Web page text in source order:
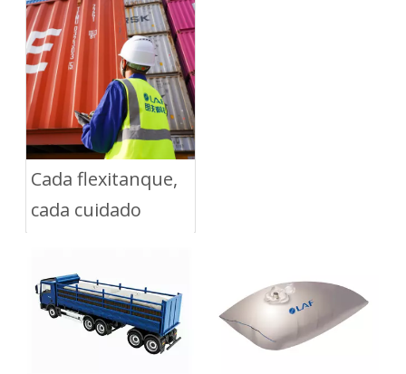
por Carretera
Cada flexitanque,
cada cuidado